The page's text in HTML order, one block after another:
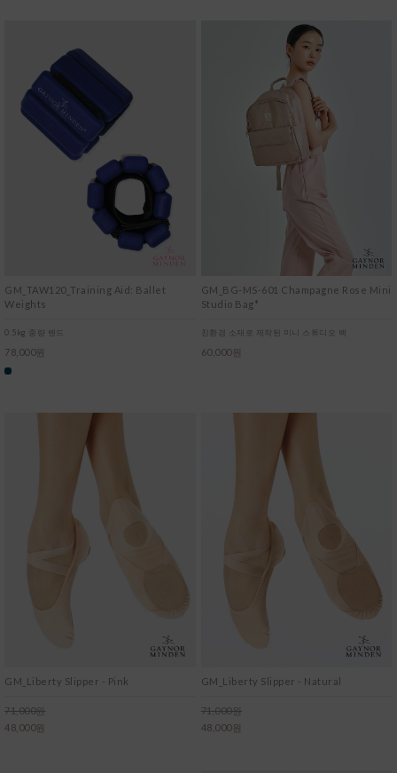
GM_TAW120_Training Aid: Ballet
Weights
0.5kg 중량 밴드
78,000원
GM_BG-MS-601 Champagne Rose Mini
Studio Bag*
친환경 소재로 제작된 미니 스튜디오 백
60,000원
GM_Liberty Slipper - Pink
71,000원
48,000원
GM_Liberty Slipper - Natural
71,000원
48,000원